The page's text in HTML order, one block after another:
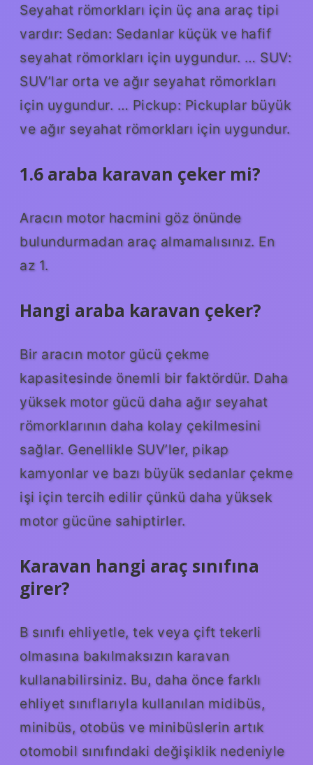
Seyahat römorkları için üç ana araç tipi
vardır: Sedan: Sedanlar küçük ve hafif
seyahat römorkları için uygundur. … SUV:
SUV’lar orta ve ağır seyahat römorkları
için uygundur. … Pickup: Pickuplar büyük
ve ağır seyahat römorkları için uygundur.
1.6 araba karavan çeker mi?
Aracın motor hacmini göz önünde
bulundurmadan araç almamalısınız. En
az 1.
Hangi araba karavan çeker?
Bir aracın motor gücü çekme
kapasitesinde önemli bir faktördür. Daha
yüksek motor gücü daha ağır seyahat
römorklarının daha kolay çekilmesini
sağlar. Genellikle SUV’ler, pikap
kamyonlar ve bazı büyük sedanlar çekme
işi için tercih edilir çünkü daha yüksek
motor gücüne sahiptirler.
Karavan hangi araç sınıfına
girer?
B sınıfı ehliyetle, tek veya çift tekerli
olmasına bakılmaksızın karavan
kullanabilirsiniz. Bu, daha önce farklı
ehliyet sınıflarıyla kullanılan midibüs,
minibüs, otobüs ve minibüslerin artık
otomobil sınıfındaki değişiklik nedeniyle